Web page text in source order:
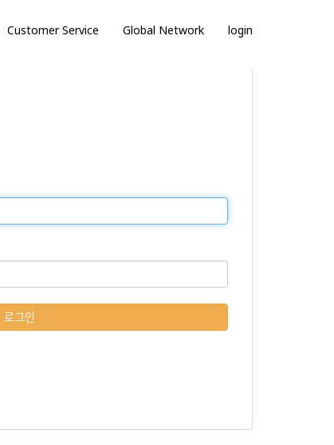
Customer Service Global Network login
로그인